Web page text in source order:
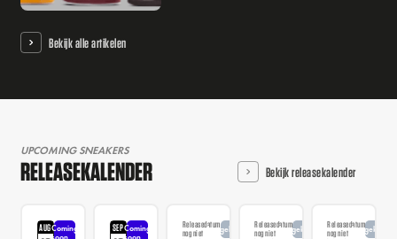
Bekijk alle artikelen
UPCOMING SNEAKERS
RELEASEKALENDER Bekijk releasekalender
AUGComing
soon
SEPComing
soon
Releasedatum
nog niet AangekondigdReleasedatum
nog niet AangekondigdReleasedatum
nog niet